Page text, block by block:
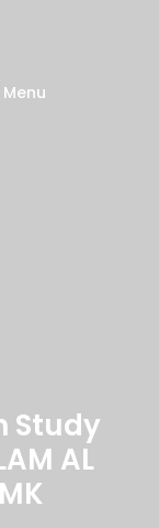
Menu
Study
AL